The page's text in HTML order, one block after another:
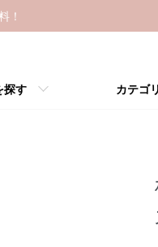
！
探す カテゴ